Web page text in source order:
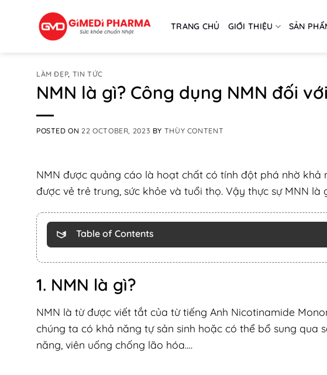
TRANG CHỦ GIỚI THIỆU SẢN
LÀM ĐẸP, TIN TỨC
NMN là gì? Công dụng NMN đối
POSTED ON 22 OCTOBER, 2023 BY THÙY CONTENT
NMN được quảng cáo là hoạt chất có tính đột phá nhờ
được vẻ trẻ trung, sức khỏe và tuổi thọ. Vậy thực sự MNN là
Table of Contents
1. NMN là gì?
NMN là từ được viết tắt của từ tiếng Anh Nicotinamide
chúng ta có khả năng tự sản sinh hoặc có thể bổ sung qua
năng, viên uống chống lão hóa….